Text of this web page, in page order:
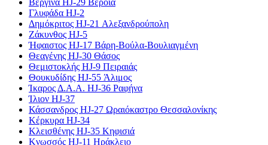
Γλυφάδα HJ-2
Δημόκριτος HJ-21 Αλεξανδρούπολη
Ζάκυνθος HJ-5
Ήφαιστος HJ-17 Βάρη-Βούλα-Βουλιαγμένη
Θεαγένης HJ-30 Θάσος
Θεμιστοκλής HJ-9 Πειραιάς
Θουκυδίδης HJ-55 Άλιμος
Ίκαρος Δ.Α.Α. HJ-36 Ραφήνα
Ίλιον HJ-37
Κάσσανδρος HJ-27 Ωραιόκαστρο Θεσσαλονίκης
Κέρκυρα HJ-34
Κλεισθένης HJ-35 Κηφισιά
Κνωσσός HJ-11 Ηράκλειο